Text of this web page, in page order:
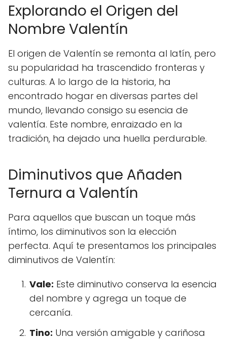
Explorando el Origen del
Nombre Valentín
El origen de Valentín se remonta al latín, pero
su popularidad ha trascendido fronteras y
culturas. A lo largo de la historia, ha
encontrado hogar en diversas partes del
mundo, llevando consigo su esencia de
valentía. Este nombre, enraizado en la
tradición, ha dejado una huella perdurable.
Diminutivos que Añaden
Ternura a Valentín
Para aquellos que buscan un toque más
íntimo, los diminutivos son la elección
perfecta. Aquí te presentamos los principales
diminutivos de Valentín:
Vale: Este diminutivo conserva la esencia
del nombre y agrega un toque de
cercanía.
Tino: Una versión amigable y cariñosa